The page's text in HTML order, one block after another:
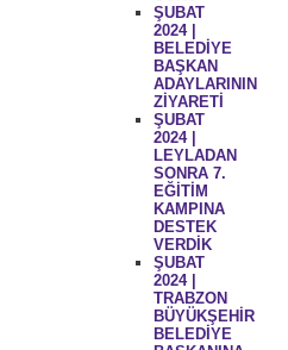
ŞUBAT
2024 |
BELEDİYE
BAŞKAN
ADAYLARININ
ZİYARETİ
ŞUBAT
2024 |
LEYLADAN
SONRA 7.
EĞİTİM
KAMPINA
DESTEK
VERDİK
ŞUBAT
2024 |
TRABZON
BÜYÜKŞEHİR
BELEDİYE